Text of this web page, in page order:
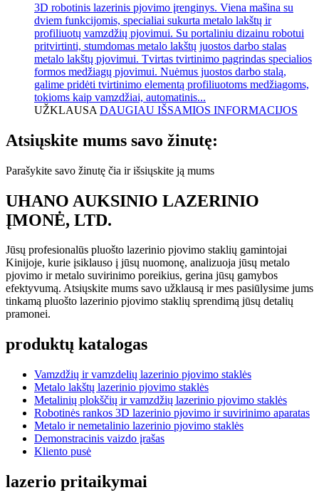
3D robotinis lazerinis pjovimo įrenginys. Viena mašina su
dviem funkcijomis, specialiai sukurta metalo lakštų ir
profiliuotų vamzdžių pjovimui. Su portaliniu dizainu robotui
pritvirtinti, stumdomas metalo lakštų juostos darbo stalas
metalo lakštų pjovimui. Tvirtas tvirtinimo pagrindas specialios
formos medžiagų pjovimui. Nuėmus juostos darbo stalą,
galime pridėti tvirtinimo elementą profiliuotoms medžiagoms,
tokioms kaip vamzdžiai, automatinis...
UŽKLAUSA DAUGIAU IŠSAMIOS INFORMACIJOS
Atsiųskite mums savo žinutę:
Parašykite savo žinutę čia ir išsiųskite ją mums
UHANO AUKSINIO LAZERINIO
ĮMONĖ, LTD.
Jūsų profesionalūs pluošto lazerinio pjovimo staklių gamintojai
Kinijoje, kurie įsiklauso į jūsų nuomonę, analizuoja jūsų metalo
pjovimo ir metalo suvirinimo poreikius, gerina jūsų gamybos
efektyvumą. Atsiųskite mums savo užklausą ir mes pasiūlysime jums
tinkamą pluošto lazerinio pjovimo staklių sprendimą jūsų detalių
pramonei.
produktų katalogas
Vamzdžių ir vamzdelių lazerinio pjovimo staklės
Metalo lakštų lazerinio pjovimo staklės
Metalinių plokščių ir vamzdžių lazerinio pjovimo staklės
Robotinės rankos 3D lazerinio pjovimo ir suvirinimo aparatas
Metalo ir nemetalinio lazerinio pjovimo staklės
Demonstracinis vaizdo įrašas
Kliento pusė
lazerio pritaikymai